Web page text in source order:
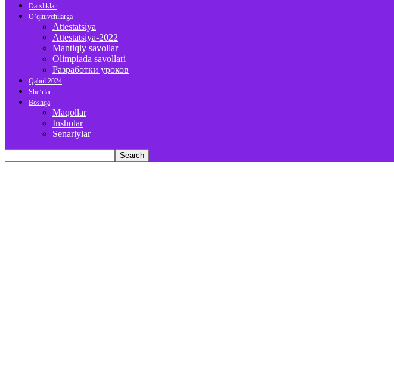
Darsliklar
O’qituvchilarga
Attestatsiya
Attestatsiya-2022
Mantiqiy savollar
Olimpiada savollari
Разработки уроков
Qabul 2024
She’rlar
Boshqa
Maqollar
Insholar
Senariylar